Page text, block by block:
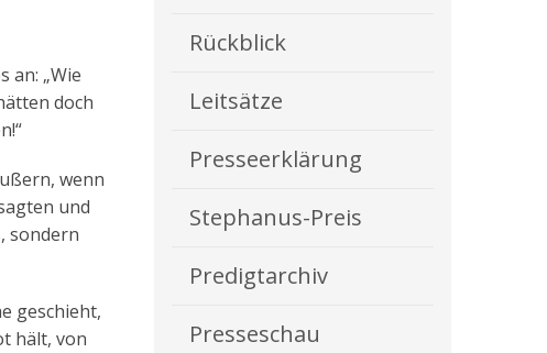
an: „Wie
doch
wenn
und
sondern
geschieht,
hält, von
Rückblick
Leitsätze
Presseerklärung
Stephanus-Preis
Predigtarchiv
Presseschau